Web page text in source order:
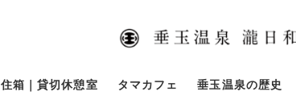
住箱｜貸切休憩室 タマカフェ 垂玉温泉の歴史